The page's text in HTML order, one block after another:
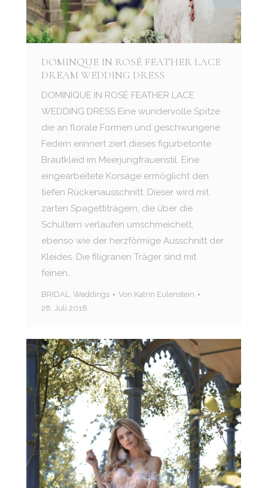
DOMINQUE IN ROSÉ FEATHER LACE
DREAM WEDDING DRESS
DOMINIQUE IN ROSÉ FEATHER LACE
WEDDING DRESS Eine wundervolle Spitze
die an florale Formen und geschwungene
Federn erinnert ziert dieses figurbetonte
Brautkleid im Meerjungfrauenstil. Eine
eingearbeitete Korsage ermöglicht den
tiefen Rückenausschnitt. Dieser wird mit
zarten Spagettiträgern, die über die
Schultern verlaufen umschmeichelt,
ebenso wie der herzförmige Ausschnitt der
Kleides. Die filigranen Träger sind mit
feinen…
BRIDAL, Weddings Von Katrin Eulenstein
28. Juli 2018